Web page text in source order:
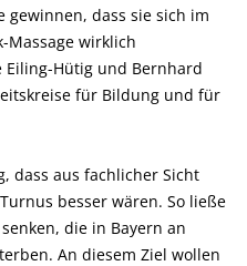
gewinnen, dass sie sich im
Massage wirklich
Eiling-Hütig und Bernhard
für Bildung und für
dass aus fachlicher Sicht
besser wären. So ließe
die in Bayern an
An diesem Ziel wollen